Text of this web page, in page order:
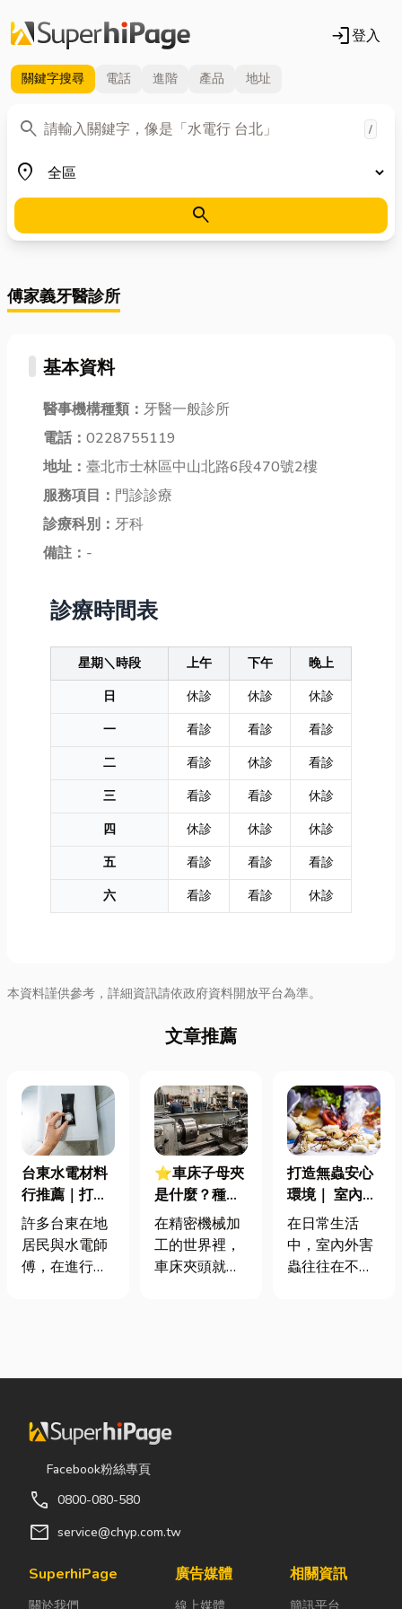
login登入
關鍵字搜尋 電話 進階 產品 地址
search
關鍵字 /
place
地區
search
傅家義牙醫診所
基本資料
醫事機構種類： 牙醫一般診所
電話： 0228755119
地址： 臺北市士林區中山北路6段470號2樓
服務項目： 門診診療
診療科別： 牙科
備註： -
診療時間表
星期＼時段 上午 下午
晚上
日
休診 休診
休診
一
看診 看診
看診
二
看診 休診
看診
三
看診 看診
休診
四
休診 休診
休診
五
看診 看診
看診
六
看診 看診 休診
本資料謹供參考，詳細資訊請依政府資料開放平台為準。
文章推薦
台東水電材料
行推薦｜打造
安全耐用的居
家環境
許多台東在地
居民與水電師
傅，在進行居
料行採購。除
齊全，也能依
照施工需求，
快速找到合適
插座、燈具、
馬達、衛浴設
關產品。 無論
⭐車床子母夾
是什麼？種
類、規格挑選
與台灣採購推
薦完整指南
在精密機械加
工的世界裡，
車床夾頭就像
的工件。然
異形材或精密
大量時間拆裝
這時，車床子
打造無蟲安心
環境｜ 室內外
害蟲防治全攻
略
在日常生活
中，室內外害
蟲往往在不知
渣或積水，容
吸引白蟻、蛾
Facebook粉絲專頁
call 0800-080-580
mail service@chyp.com.tw
SuperhiPage
關於我們
廣告媒體
線上媒體
相關資訊
簡訊平台